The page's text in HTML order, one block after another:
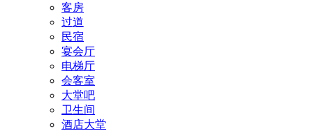
客房
过道
民宿
宴会厅
电梯厅
会客室
大堂吧
卫生间
酒店大堂